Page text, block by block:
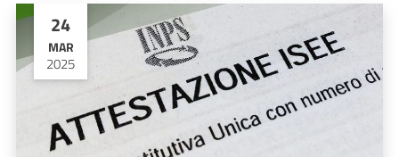
24
MAR
2025